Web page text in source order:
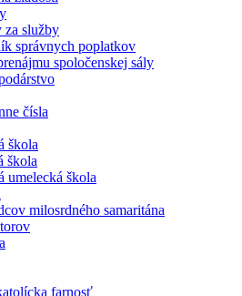
za služby
správnych poplatkov
spoločenskej sály
čísla
škola
škola
umelecká škola
milosrdného samaritána
farnosť